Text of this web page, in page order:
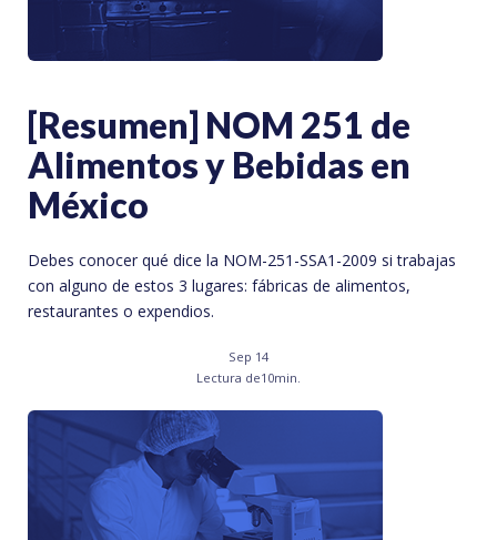
[Resumen] NOM 251 de
Alimentos y Bebidas en
México
Debes conocer qué dice la NOM-251-SSA1-2009 si trabajas
con alguno de estos 3 lugares: fábricas de alimentos,
restaurantes o expendios.
Sep 14
Lectura de10min.